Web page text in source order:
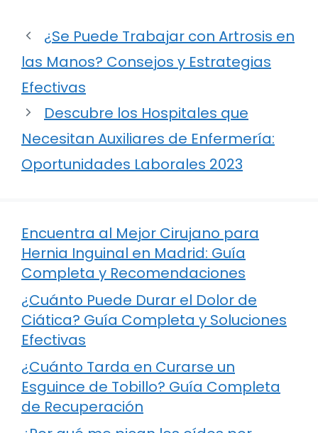
¿Se Puede Trabajar con Artrosis en
las Manos? Consejos y Estrategias
Efectivas
Descubre los Hospitales que
Necesitan Auxiliares de Enfermería:
Oportunidades Laborales 2023
Encuentra al Mejor Cirujano para
Hernia Inguinal en Madrid: Guía
Completa y Recomendaciones
¿Cuánto Puede Durar el Dolor de
Ciática? Guía Completa y Soluciones
Efectivas
¿Cuánto Tarda en Curarse un
Esguince de Tobillo? Guía Completa
de Recuperación